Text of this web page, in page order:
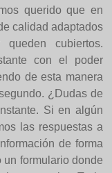
querido que en
calidad adaptados
cubiertos.
con el poder
de esta manera
¿Dudas de
Si en algún
las respuestas a
de forma
formulario donde